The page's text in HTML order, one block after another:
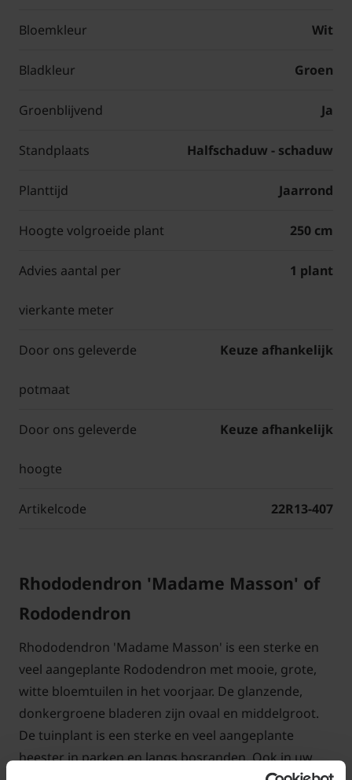
Bloemkleur Wit
Bladkleur Groen
Groenblijvend Ja
Standplaats Halfschaduw - schaduw
Planttijd Jaarrond
Hoogte volgroeide plant 250 cm
Advies aantal per
vierkante meter
1 plant
Door ons geleverde
potmaat
Keuze afhankelijk
Door ons geleverde
hoogte
Keuze afhankelijk
Artikelcode 22R13-407
Rhododendron 'Madame Masson' of
Rododendron
Rhododendron 'Madame Masson' is een sterke en
veel aangeplante Rododendron met mooie, grote,
witte bloemtuilen in het voorjaar. De glanzende,
donkergroene bladeren zijn ovaal en middelgroot.
De tuinplant is een sterke en veel aangeplante
heester in parken en langs bosranden. Ook in uw